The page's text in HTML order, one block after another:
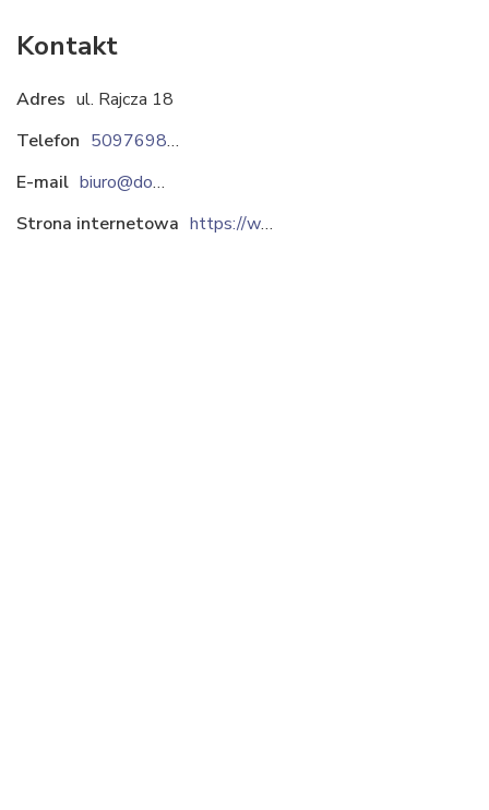
Kontakt
Adres ul. Rajcza 18
Telefon
509769881
E-mail
biuro@domyjuhas.pl
Strona internetowa
https://www.domyjuhas.pl